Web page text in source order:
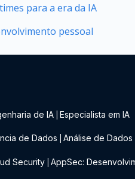
para a era da IA
pessoal
de IA Especialista em IA
de Dados Análise de Dados
Security AppSec: